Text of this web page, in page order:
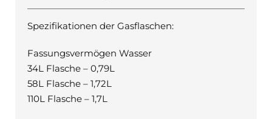
Spezifikationen der Gasflaschen:
Fassungsvermögen Wasser
34L Flasche – 0,79L
58L Flasche – 1,72L
110L Flasche – 1,7L